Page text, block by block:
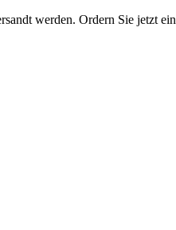
werden. Ordern Sie jetzt